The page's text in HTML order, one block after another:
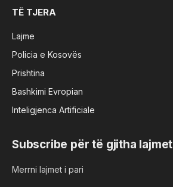
TË TJERA
Lajme
Policia e Kosovës
Prishtina
Bashkimi Evropian
Inteligjenca Artificiale
Subscribe për të gjitha lajmet
Merrni lajmet i pari